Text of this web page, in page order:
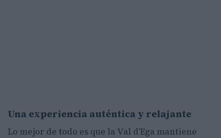
Una experiencia auténtica y relajante
Lo mejor de todo es que la Val d’Ega mantiene